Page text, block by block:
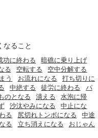
なること
功に終わる
暗礁に乗り上げ
る 空転する
空中分解する
う お流れになる
打ち切りに
中絶する 徒労に終わる
パ
のとなる 潰える
水泡に帰
沙汰やみになる
中止にな
る 尻切れトンボになる
中途
る 立ち消えになる
おじゃん